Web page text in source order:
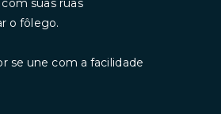
suas ruas
o fôlego.
se une com a facilidade